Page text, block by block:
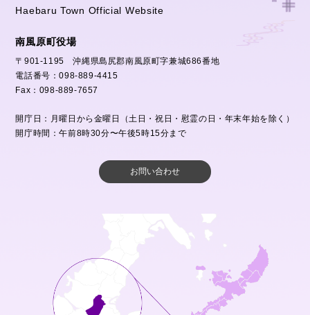
Haebaru Town Official Website
南風原町役場
〒901-1195 沖縄県島尻郡南風原町字兼城686番地
電話番号：098-889-4415
Fax：098-889-7657
開庁日：月曜日から金曜日（土日・祝日・慰霊の日・年末年始を除く）
開庁時間：午前8時30分〜午後5時15分まで
お問い合わせ